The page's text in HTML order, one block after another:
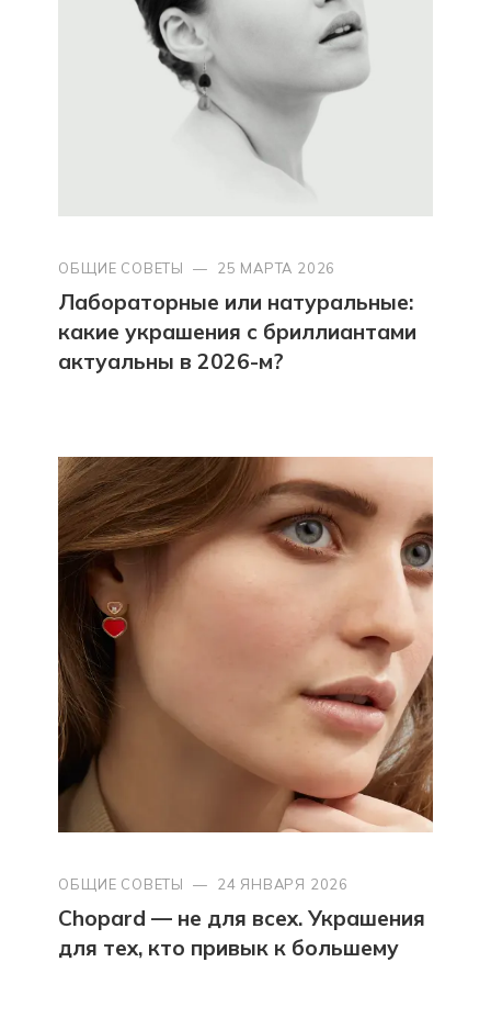
ОБЩИЕ СОВЕТЫ — 25 МАРТА 2026
Лабораторные или натуральные:
какие украшения с бриллиантами
актуальны в 2026-м?
ОБЩИЕ СОВЕТЫ — 24 ЯНВАРЯ 2026
Chopard — не для всех. Украшения
для тех, кто привык к большему